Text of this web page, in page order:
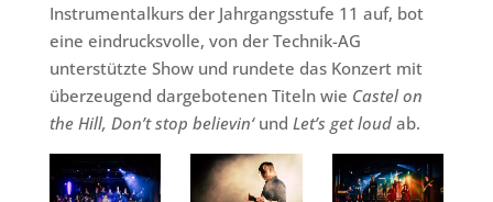
Instrumentalkurs der Jahrgangsstufe 11 auf, bot
eine eindrucksvolle, von der Technik-AG
unterstützte Show und rundete das Konzert mit
überzeugend dargebotenen Titeln wie Castel on
the Hill, Don’t stop believin‘ und Let’s get loud ab.